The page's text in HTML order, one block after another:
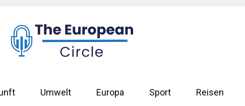
Umwelt Europa Sport Reisen